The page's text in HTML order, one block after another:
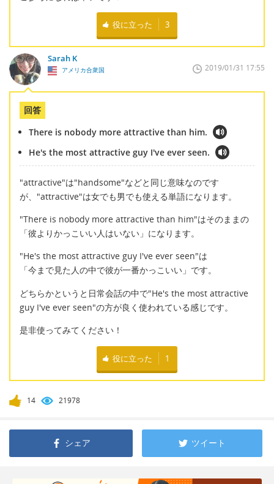
役に立った 3
Sarah K
アメリカ合衆国 2019/01/31 17:55
回答
There is nobody more attractive than him.
He's the most attractive guy I've ever seen.
"attractive"は"handsome"などと同じ意味なのです
が、"attractive"は女でも男でも使える単語になります。
"There is nobody more attractive than him"はそのままの
「彼よりかっこいい人はいない」になります。
"He's the most attractive guy I've ever seen"は
「今まで見た人の中で彼が一番かっこいい」です。
どちらかというと日常会話の中で"He's the most attractive
guy I've ever seen"の方が良く使われている感じです。
是非使ってみてください！
役に立った 1
14 21978
シェア ツイート